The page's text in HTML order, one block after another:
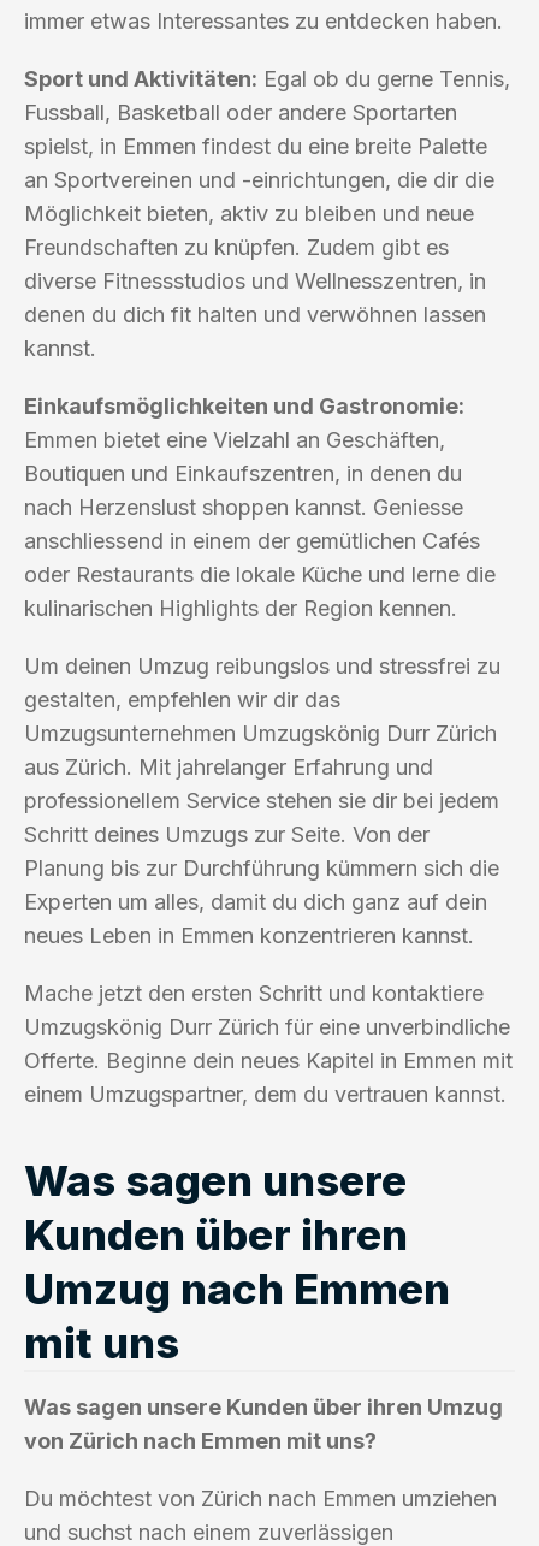
immer etwas Interessantes zu entdecken haben.
Sport und Aktivitäten: Egal ob du gerne Tennis,
Fussball, Basketball oder andere Sportarten
spielst, in Emmen findest du eine breite Palette
an Sportvereinen und -einrichtungen, die dir die
Möglichkeit bieten, aktiv zu bleiben und neue
Freundschaften zu knüpfen. Zudem gibt es
diverse Fitnessstudios und Wellnesszentren, in
denen du dich fit halten und verwöhnen lassen
kannst.
Einkaufsmöglichkeiten und Gastronomie:
Emmen bietet eine Vielzahl an Geschäften,
Boutiquen und Einkaufszentren, in denen du
nach Herzenslust shoppen kannst. Geniesse
anschliessend in einem der gemütlichen Cafés
oder Restaurants die lokale Küche und lerne die
kulinarischen Highlights der Region kennen.
Um deinen Umzug reibungslos und stressfrei zu
gestalten, empfehlen wir dir das
Umzugsunternehmen Umzugskönig Durr Zürich
aus Zürich. Mit jahrelanger Erfahrung und
professionellem Service stehen sie dir bei jedem
Schritt deines Umzugs zur Seite. Von der
Planung bis zur Durchführung kümmern sich die
Experten um alles, damit du dich ganz auf dein
neues Leben in Emmen konzentrieren kannst.
Mache jetzt den ersten Schritt und kontaktiere
Umzugskönig Durr Zürich für eine unverbindliche
Offerte. Beginne dein neues Kapitel in Emmen mit
einem Umzugspartner, dem du vertrauen kannst.
Was sagen unsere
Kunden über ihren
Umzug nach Emmen
mit uns
Was sagen unsere Kunden über ihren Umzug
von Zürich nach Emmen mit uns?
Du möchtest von Zürich nach Emmen umziehen
und suchst nach einem zuverlässigen